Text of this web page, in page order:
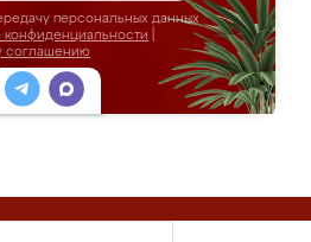
персональных данных
конфиденциальности
соглашению